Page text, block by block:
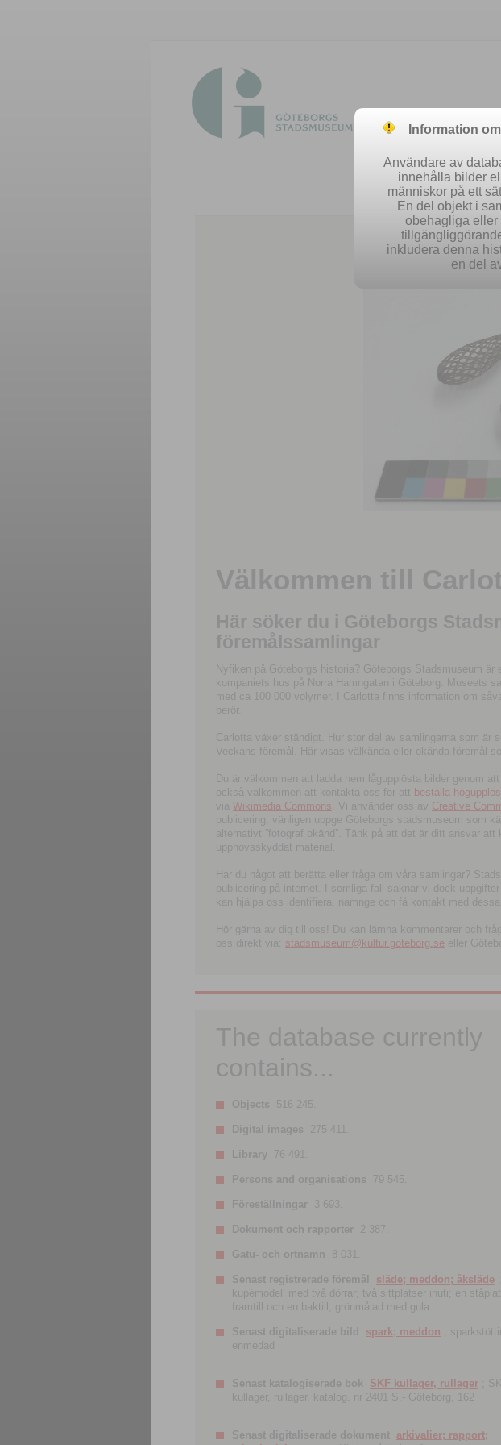
Easy
Välkommen till
Här söker du i Göteborgs
föremålssamlingar
Nyfiken på Göteborgs historia? Göteborgs Stadsmuseum
kompaniets hus på Norra Hamngatan i Göteborg. Museets
med ca 100 000 volymer. I Carlotta finns information om
berör.
Carlotta växer ständigt. Hur stor del av samlingarna som är
Veckans föremål. Här visas välkända eller okända föremål
Du är välkommen att ladda hem lågupplösta bilder genom
också välkommen att kontakta oss för att beställa
via Wikimedia Commons . Vi använder oss av Creative
publicering, vänligen uppge Göteborgs stadsmuseum som
alternativt ”fotograf okänd”. Tänk på att det är ditt ansvar
upphovsskyddat material.
Har du något att berätta eller fråga om våra samlingar?
publicering på internet. I somliga fall saknar vi dock
kan hjälpa oss identifiera, namnge och få kontakt med
Hör gärna av dig till oss! Du kan lämna kommentarer och
oss direkt via: stadsmuseum@kultur.goteborg.se eller
The database currently
contains...
Objects 516 245.
Digital images 275 411.
Library 76 491.
Persons and organisations 79 545.
Föreställningar 3 693.
Dokument och rapporter 2 387.
Gatu- och ortnamn 8 031.
Senast registrerade föremål släde; meddon; åksläde
kupémodell med två dörrar; två sittplatser inuti; en ståplats
framtill och en baktill; grönmålad med gula ...
Senast digitaliserade bild spark; meddon ;
enmedad
Senast katalogiserade bok SKF kullager, rullager ;
kullager, rullager, katalog. nr 2401 S.- Göteborg, 162
Senast digitaliserade dokument arkivalier; rapport;
Information
Användare av
innehålla bilder
människor på ett
En del objekt i
obehagliga eller
inkludera denna
en del